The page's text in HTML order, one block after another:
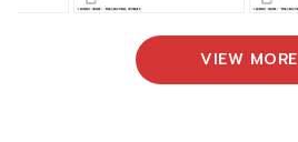
VIEW MORE